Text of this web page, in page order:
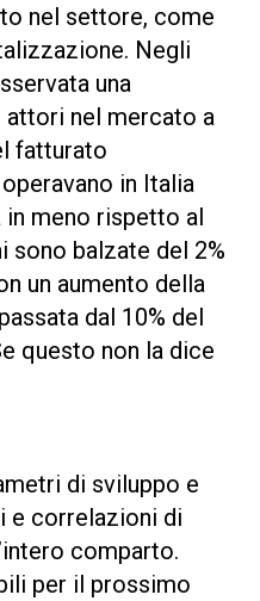
nel settore, come
Negli
una
attori nel mercato a
fatturato
in Italia
in meno rispetto al
sono balzate del 2%
un aumento della
dal 10% del
questo non la dice
di sviluppo e
e correlazioni di
comparto.
per il prossimo